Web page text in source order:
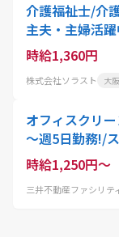
介護福祉士/介
主夫・主婦活
時給1,360円
株式会社ソラスト 大
オフィスクリ
～週5日勤務!/
活躍中
時給1,250円～